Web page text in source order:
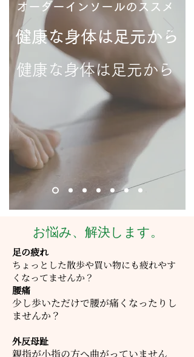
オーダーインソールのススメ
健康な身体は足元から
健康な身体は足元から
お悩み、解決します。
足の疲れ
ちょっとした散歩や買い物にも疲れやす
くなってませんか？
腰痛
少し歩いただけで腰が痛くなったりし
ませんか？
外反母趾
親指が小指の方へ曲がっていません